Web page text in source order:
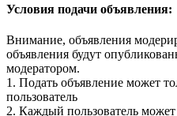
Условия подачи объявления:
Внимание, объявления
объявления будут
модератором.
1. Подать объявление может
пользователь
2. Каждый пользователь